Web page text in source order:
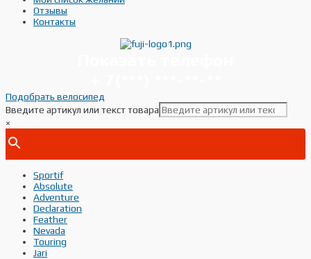
Отзывы
Контакты
Подобрать велосипед
Введите артикул или текст товара
×
Sportif
Absolute
Adventure
Declaration
Feather
Nevada
Touring
Jari